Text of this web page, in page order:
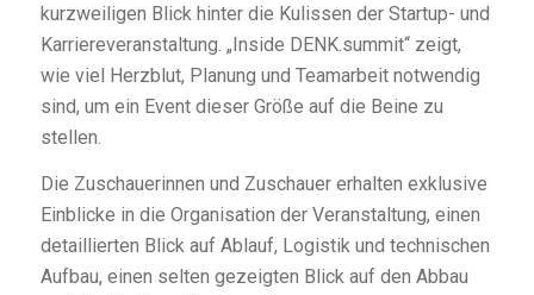
kurzweiligen Blick hinter die Kulissen der Startup- und
Karriereveranstaltung. „Inside DENK.summit“ zeigt,
wie viel Herzblut, Planung und Teamarbeit notwendig
sind, um ein Event dieser Größe auf die Beine zu
stellen.
Die Zuschauerinnen und Zuschauer erhalten exklusive
Einblicke in die Organisation der Veranstaltung, einen
detaillierten Blick auf Ablauf, Logistik und technischen
Aufbau, einen selten gezeigten Blick auf den Abbau